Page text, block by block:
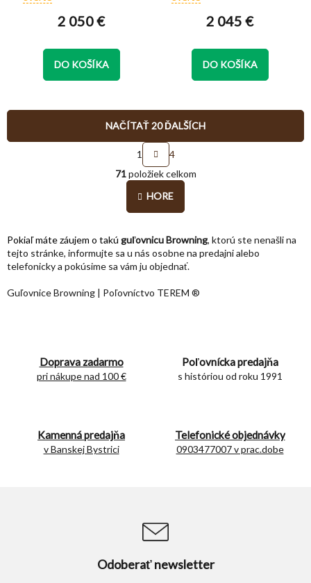
je
5
hviezdičiek.
2 050 €
DO KOŠÍKA
je
5
hviezdičiek.
2 045 €
DO KOŠÍKA
O
v
l
c
i
e
NAČÍTAŤ 20 ĎALŠÍCH
S
t
r
á
n
a
n
i
1
4
71položiek celkom
HORE
Pokiaľ máte záujem o takú guľovnicu Browning, ktorú ste nenašli na
tejto stránke, informujte sa u nás osobne na predajni alebo
telefonicky a pokúsime sa vám ju objednať.
Guľovnice Browning | Poľovníctvo TEREM ®
Doprava zadarmo
pri nákupe nad 100 €
Poľovnícka predajňa
s históriou od roku 1991
Kamenná predajňa
v Banskej Bystrici
Telefonické objednávky
0903477007 v prac.dobe
Odoberať newsletter